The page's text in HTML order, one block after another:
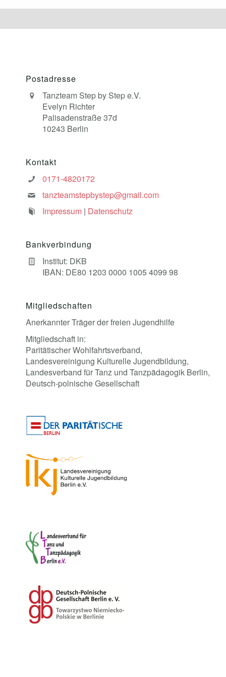
Postadresse
Tanzteam Step by Step e.V.
Evelyn Richter
Palisadenstraße 37d
10243 Berlin
Kontakt
0171-4820172
tanzteamstepbystep@gmail.com
Impressum | Datenschutz
Bankverbindung
Institut: DKB
IBAN: DE80 1203 0000 1005 4099 98
Mitgliedschaften
Anerkannter Träger der freien Jugendhilfe
Mitgliedschaft in:
Paritätischer Wohlfahrtsverband,
Landesvereinigung Kulturelle Jugendbildung,
Landesverband für Tanz und Tanzpädagogik Berlin,
Deutsch-polnische Gesellschaft